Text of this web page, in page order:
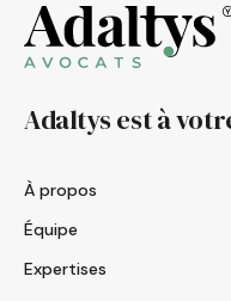
Adaltys est à
À propos
Équipe
Expertises